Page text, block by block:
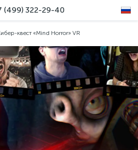
(499) 322-29-40
квест «Mind Horror» VR